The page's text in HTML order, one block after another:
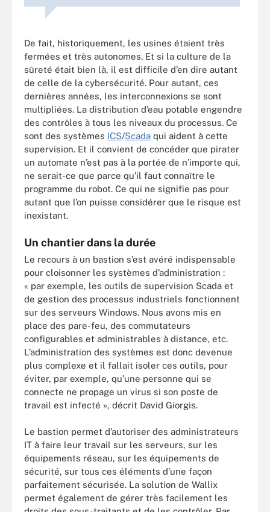
De fait, historiquement, les usines étaient très
fermées et très autonomes. Et si la culture de la
sûreté était bien là, il est difficile d’en dire autant
de celle de la cybersécurité. Pour autant, ces
dernières années, les interconnexions se sont
multipliées. La distribution d’eau potable engendre
des contrôles à tous les niveaux du processus. Ce
sont des systèmes ICS/Scada qui aident à cette
supervision. Et il convient de concéder que pirater
un automate n’est pas à la portée de n’importe qui,
ne serait-ce que parce qu’il faut connaître le
programme du robot. Ce qui ne signifie pas pour
autant que l’on puisse considérer que le risque est
inexistant.
Un chantier dans la durée
Le recours à un bastion s’est avéré indispensable
pour cloisonner les systèmes d’administration :
« par exemple, les outils de supervision Scada et
de gestion des processus industriels fonctionnent
sur des serveurs Windows. Nous avons mis en
place des pare-feu, des commutateurs
configurables et administrables à distance, etc.
L’administration des systèmes est donc devenue
plus complexe et il fallait isoler ces outils, pour
éviter, par exemple, qu’une personne qui se
connecte ne propage un virus si son poste de
travail est infecté », décrit David Giorgis.
Le bastion permet d’autoriser des administrateurs
IT à faire leur travail sur les serveurs, sur les
équipements réseau, sur les équipements de
sécurité, sur tous ces éléments d’une façon
parfaitement sécurisée. La solution de Wallix
permet également de gérer très facilement les